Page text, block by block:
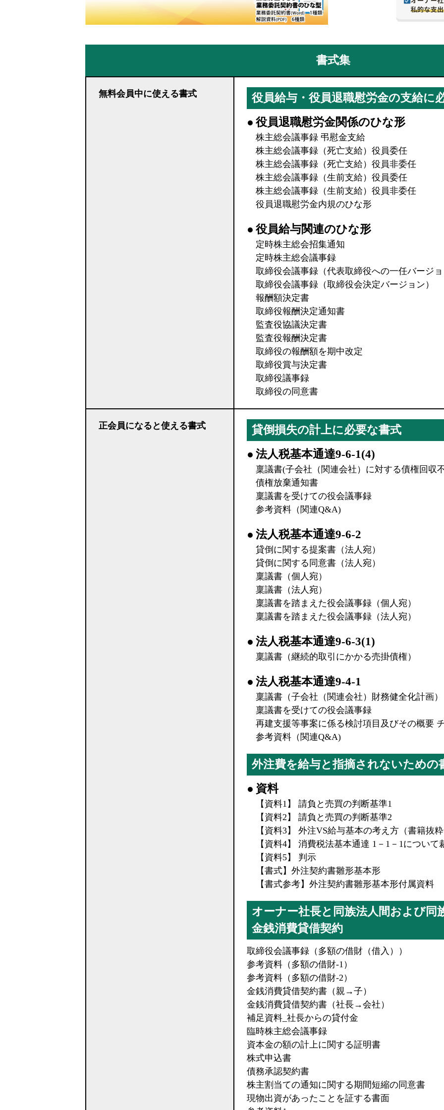
書式集
無料会員中に使える書式
役員給与・役員退職慰労金の支給に
● 役員退職慰労金関係のひな形
株主総会議事録 弔慰金支給
株主総会議事録（死亡支給）役員委任
株主総会議事録（死亡支給）役員非委任
株主総会議事録（生前支給）役員委任
株主総会議事録（生前支給）役員非委任
役員退職慰労金内規のひな形
● 役員給与関連のひな形
定時株主総会招集通知
定時株主総会議事録
取締役会議事録（代表取締役への一任バージ
取締役会議事録（取締役会決定バージョン）
報酬額決定書
取締役報酬決定通知書
監査役協議決定書
監査役報酬決定書
取締役の報酬額を期中改定
取締役賞与決定書
取締役議事録
取締役の同意書
正会員になると使える書式
貸倒損失の計上に必要な書式
● 法人税基本通達9-6-1(4)
稟議書(子会社（関連会社）に対する債権回収
債権放棄通知書
稟議書を受けての役会議事録
参考資料（関連Q&A)
● 法人税基本通達9-6-2
貸倒に関する提案書（法人宛）
貸倒に関する同意書（法人宛）
稟議書（個人宛）
稟議書（法人宛）
稟議書を踏まえた役会議事録（個人宛）
稟議書を踏まえた役会議事録（法人宛）
● 法人税基本通達9-6-3(1)
稟議書（継続的取引にかかる売掛債権）
● 法人税基本通達9-4-1
稟議書（子会社（関連会社）財務健全化計画）
稟議書を受けての役会議事録
再建支援等事案に係る検討項目及びその概要
参考資料（関連Q&A)
外注費を給与と指摘されないための
● 資料
【資料1】 請負と売買の判断基準1
【資料2】 請負と売買の判断基準2
【資料3】 外注VS給与基本の考え方（書籍抜
【資料4】 消費税法基本通達 1－1－1につい
【資料5】 判示
【書式】外注契約書雛形基本形
【書式参考】外注契約書雛形基本形付属資料
オーナー社長と同族法人間および同
金銭消費貸借契約
取締役会議事録（多額の借財（借入））
参考資料（多額の借財-1）
参考資料（多額の借財-2）
金銭消費貸借契約書（親→子）
金銭消費貸借契約書（社長→会社）
補足資料_社長からの貸付金
臨時株主総会議事録
資本金の額の計上に関する証明書
株式申込書
債務承認契約書
株主割当ての通知に関する期間短縮の同意書
現物出資があったことを証する書面